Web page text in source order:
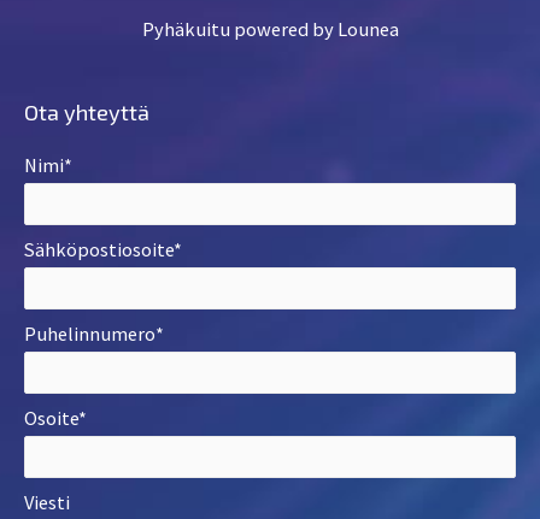
Pyhäkuitu powered by Lounea
Ota yhteyttä
Nimi*
Sähköpostiosoite*
Puhelinnumero*
Osoite*
Viesti